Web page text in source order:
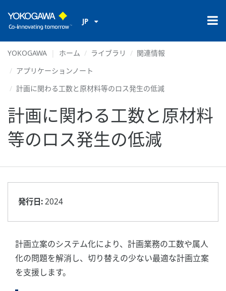
JP
YOKOGAWA ホーム ライブラリ
関連情報
アプリケーションノート
計画に関わる工数と原材料等のロス発生の低減
計画に関わる工数と原材料
等のロス発生の低減
発行日:2024
計画立案のシステム化により、計画業務の工数や属人
化の問題を解消し、切り替えの少ない最適な計画立案
を支援します。